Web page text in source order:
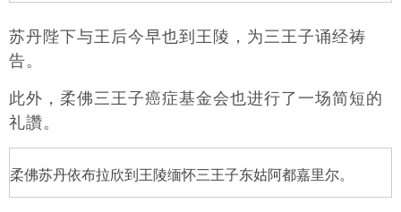
苏丹陛下与王后今早也到王陵，为三王子诵经祷
告。
此外，柔佛三王子癌症基金会也进行了一场简短的
礼讚。
柔佛苏丹依布拉欣到王陵缅怀三王子东姑阿都嘉里尔。